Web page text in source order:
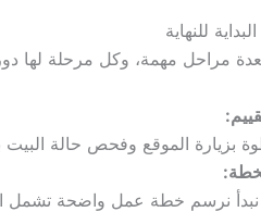
للنهاية
مراحل مهمة، وكل مرحلة لها
بزيارة الموقع وفحص حالة
نبدأ نرسم خطة عمل واضحة تشمل